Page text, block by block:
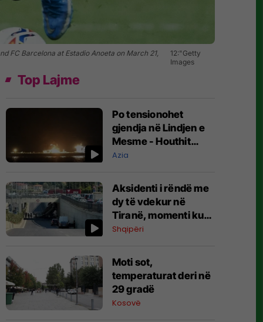
FC Barcelona at Estadio Anoeta on March 21,
12:"Getty
Images
Top Lajme
Po tensionohet
gjendja në Lindjen e
Mesme - Houthit
sulmojnë anijet
Azia
Aksidenti i rëndë me
dy të vdekur në
Tiranë, momenti kur
betonierja përplaset
poshtë
Shqipëri
Moti sot,
temperaturat deri në
29 gradë
Kosovë